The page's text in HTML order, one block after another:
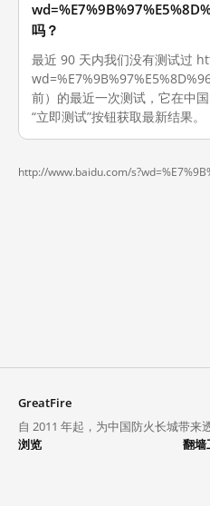
吗？
最近 90 天内我们没有测试过
前）的最近一次测试，它在中
“立即测试”按钮获取最新结果。
http://www.baidu.com/
GreatFire
自 2011 年起，为中国防火长城带来
浏览
翻墙